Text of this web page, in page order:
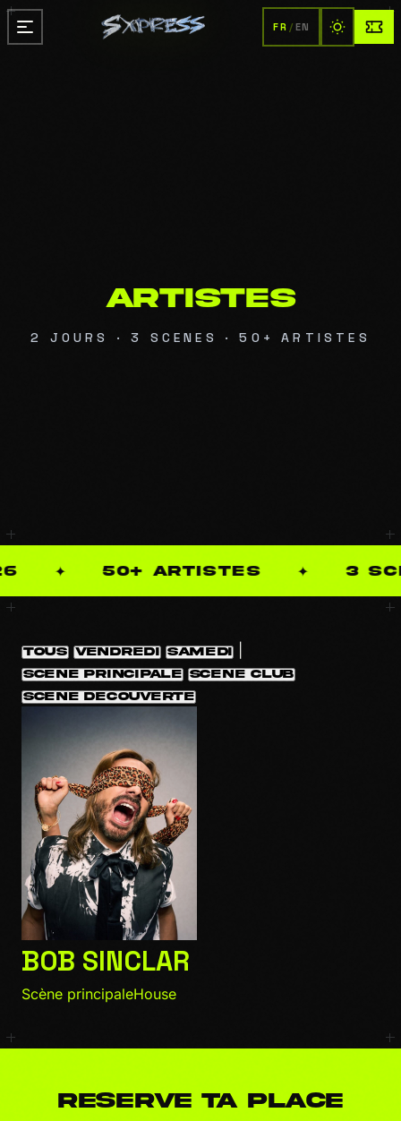
FR / EN
ART ST ES
2 JOURS · 3 SCENES · 50+ ARTISTES
50+ ARTISTES 3
TOUS VENDREDI SAMEDI
SCENE PRINCIPALE
SCENE CLUB
SCENE DECOUVERTE
BOB SINCLAR
Scène principaleHouse
RESERVE TA PLACE